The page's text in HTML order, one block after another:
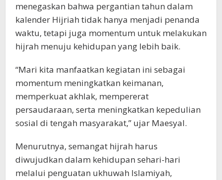
menegaskan bahwa pergantian tahun dalam
kalender Hijriah tidak hanya menjadi penanda
waktu, tetapi juga momentum untuk melakukan
hijrah menuju kehidupan yang lebih baik.
“Mari kita manfaatkan kegiatan ini sebagai
momentum meningkatkan keimanan,
memperkuat akhlak, mempererat
persaudaraan, serta meningkatkan kepedulian
sosial di tengah masyarakat,” ujar Maesyal.
Menurutnya, semangat hijrah harus
diwujudkan dalam kehidupan sehari-hari
melalui penguatan ukhuwah Islamiyah,